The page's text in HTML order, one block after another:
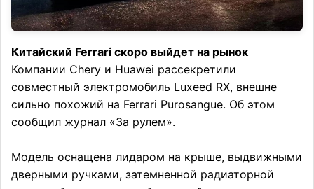
Китайский Ferrari скоро выйдет на рынок
Компании Chery и Huawei рассекретили
совместный электромобиль Luxeed RX, внешне
сильно похожий на Ferrari Purosangue. Об этом
сообщил журнал «За рулем».
Модель оснащена лидаром на крыше, выдвижными
дверными ручками, затемненной радиаторной